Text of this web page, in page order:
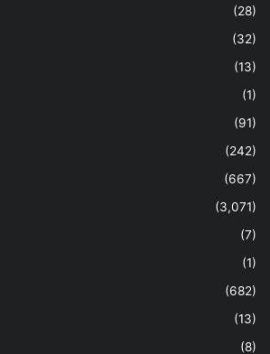
(28)
(32)
(13)
(1)
(91)
(242)
(667)
(3,071)
(7)
(1)
(682)
(13)
(8)